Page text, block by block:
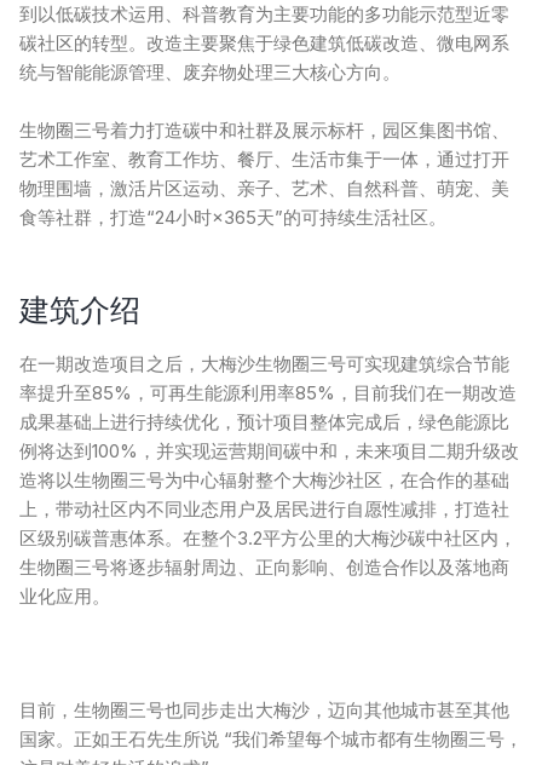
到以低碳技术运用、科普教育为主要功能的多功能示范型近零
碳社区的转型。改造主要聚焦于绿色建筑低碳改造、微电网系
统与智能能源管理、废弃物处理三大核心方向。
生物圈三号着力打造碳中和社群及展示标杆，园区集图书馆、
艺术工作室、教育工作坊、餐厅、生活市集于一体，通过打开
物理围墙，激活片区运动、亲子、艺术、自然科普、萌宠、美
食等社群，打造“24小时×365天”的可持续生活社区。
建筑介绍
在一期改造项目之后，大梅沙生物圈三号可实现建筑综合节能
率提升至85%，可再生能源利用率85%，目前我们在一期改造
成果基础上进行持续优化，预计项目整体完成后，绿色能源比
例将达到100%，并实现运营期间碳中和，未来项目二期升级改
造将以生物圈三号为中心辐射整个大梅沙社区，在合作的基础
上，带动社区内不同业态用户及居民进行自愿性减排，打造社
区级别碳普惠体系。在整个3.2平方公里的大梅沙碳中社区内，
生物圈三号将逐步辐射周边、正向影响、创造合作以及落地商
业化应用。
目前，生物圈三号也同步走出大梅沙，迈向其他城市甚至其他
国家。正如王石先生所说 “我们希望每个城市都有生物圈三号，